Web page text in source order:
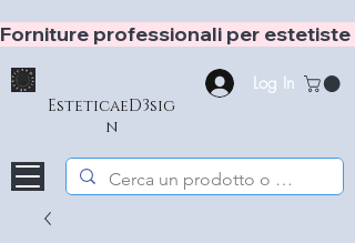
Forniture professionali per
EsteticaeD3sig
n
Log In